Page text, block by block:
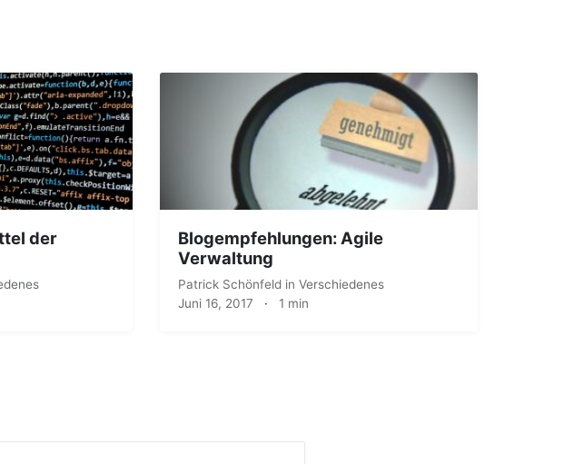
der
Blogempfehlungen: Agile
Verwaltung
Patrick Schönfeld in Verschiedenes
Juni 16, 2017 · 1 min